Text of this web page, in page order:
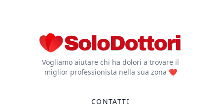
Vogliamo aiutare chi ha dolori a trovare il
miglior professionista nella sua zona ❤️
CONTATTI